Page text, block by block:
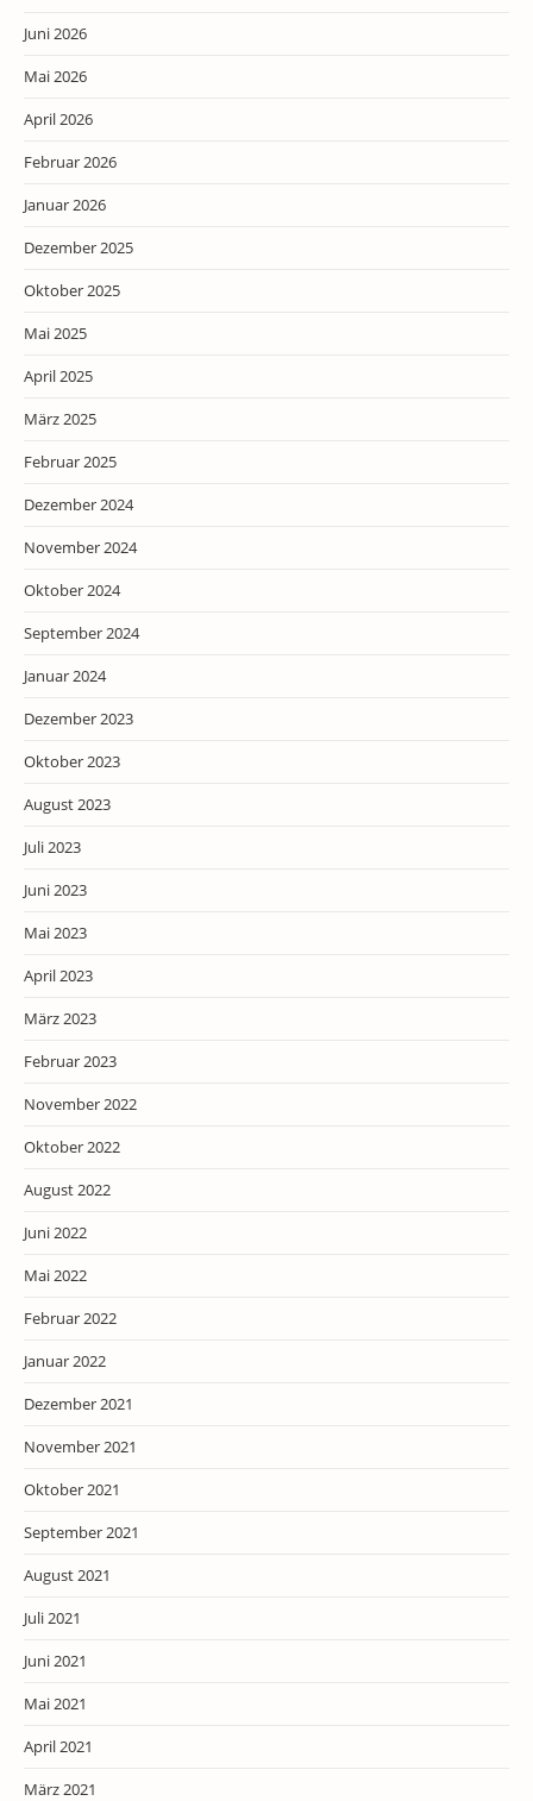
Juni 2026
Mai 2026
April 2026
Februar 2026
Januar 2026
Dezember 2025
Oktober 2025
Mai 2025
April 2025
März 2025
Februar 2025
Dezember 2024
November 2024
Oktober 2024
September 2024
Januar 2024
Dezember 2023
Oktober 2023
August 2023
Juli 2023
Juni 2023
Mai 2023
April 2023
März 2023
Februar 2023
November 2022
Oktober 2022
August 2022
Juni 2022
Mai 2022
Februar 2022
Januar 2022
Dezember 2021
November 2021
Oktober 2021
September 2021
August 2021
Juli 2021
Juni 2021
Mai 2021
April 2021
März 2021